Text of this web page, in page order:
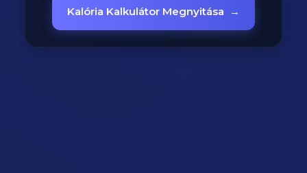
Kalória Kalkulátor Megnyitása →